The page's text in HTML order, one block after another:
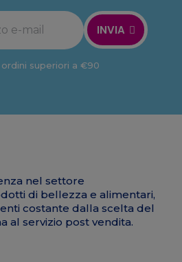
INVIA
superiori a €90
nel settore
di bellezza e alimentari,
costante dalla scelta del
al servizio post vendita.